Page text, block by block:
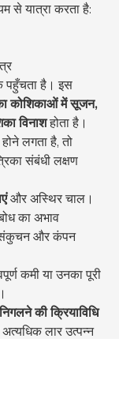
से यात्रा करता है:
पहुँचता है। इस
कोशिकाओं में सूजन,
विनाश होता है।
लगता है, तो
संबंधी लक्षण
और अस्थिर चाल।
का अभाव
संकुचन और कंपन
कमी या उनका पूरी
निगलने की क्रियाविधि
लार उत्पन्न